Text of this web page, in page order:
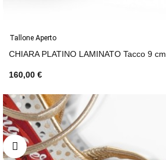
Tallone Aperto
CHIARA PLATINO LAMINATO Tacco 9 cm
160,00 €